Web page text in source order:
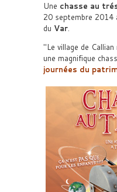
Une chasse au
20 septembre 2014
du Var.
Le village de
une magnifique
journées du